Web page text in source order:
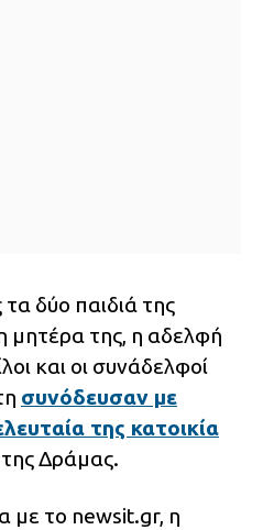
δύο παιδιά της
μητέρα της, η αδελφή
και οι συνάδελφοί
συνόδευσαν με
της κατοικία
Δράμας.
με το newsit.gr, η